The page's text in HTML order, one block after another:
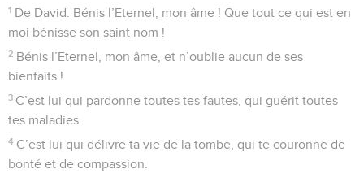
1 De David. Bénis l’Eternel, mon âme ! Que tout ce qui est en
moi bénisse son saint nom !
2 Bénis l’Eternel, mon âme, et n’oublie aucun de ses
bienfaits !
3 C’est lui qui pardonne toutes tes fautes, qui guérit toutes
tes maladies.
4 C’est lui qui délivre ta vie de la tombe, qui te couronne de
bonté et de compassion.